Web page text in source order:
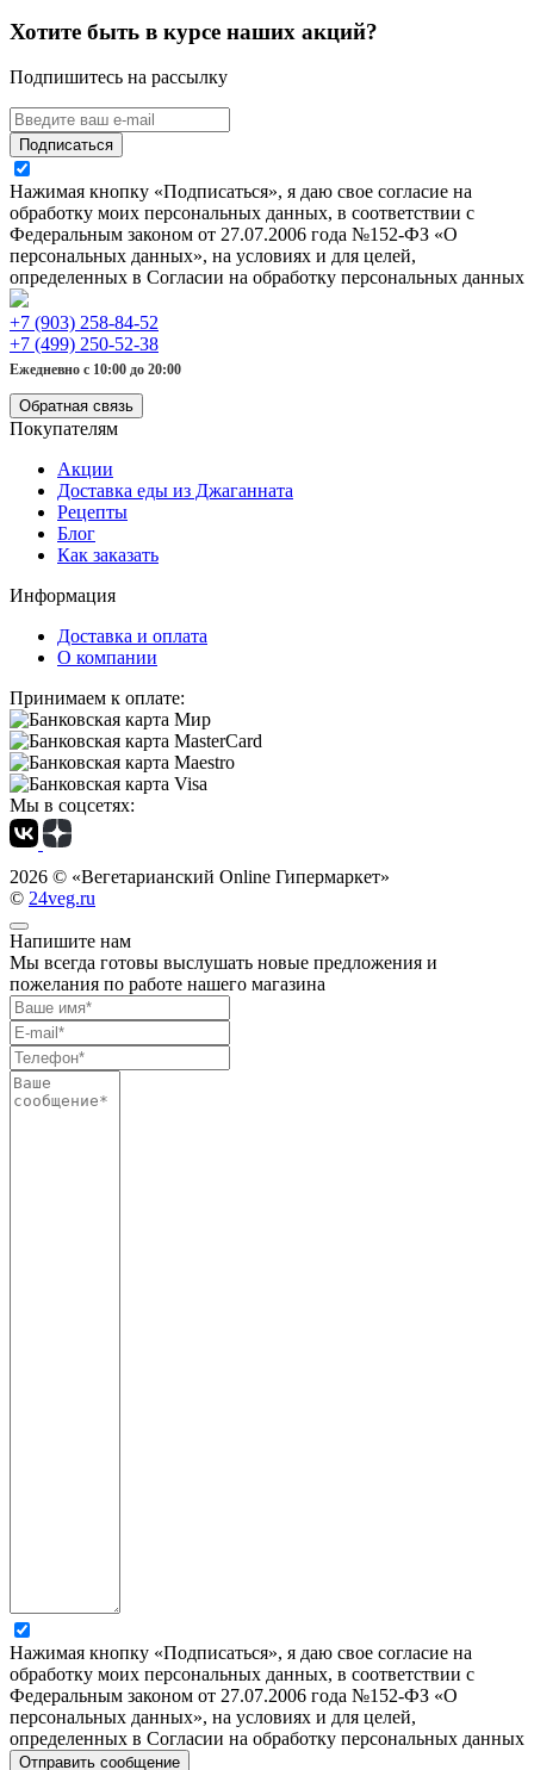
Хотите быть в курсе наших акций?
Подпишитесь на рассылку
Подписаться
Нажимая кнопку «Подписаться», я даю свое согласие на
обработку моих персональных данных, в соответствии с
Федеральным законом от 27.07.2006 года №152-ФЗ «О
персональных данных», на условиях и для целей,
определенных в Согласии на обработку персональных данных
+7 (903) 258-84-52
+7 (499) 250-52-38
Ежедневно с 10:00 до 20:00
Обратная связь
Покупателям
Акции
Доставка еды из Джаганната
Рецепты
Блог
Как заказать
Информация
Доставка и оплата
О компании
Принимаем к оплате:
Мы в соцсетях:
2026 © «Вегетарианский Online Гипермаркет»
© 24veg.ru
Напишите нам
Мы всегда готовы выслушать новые предложения и
пожелания по работе нашего магазина
Нажимая кнопку «Подписаться», я даю свое согласие на
обработку моих персональных данных, в соответствии с
Федеральным законом от 27.07.2006 года №152-ФЗ «О
персональных данных», на условиях и для целей,
определенных в Согласии на обработку персональных данных